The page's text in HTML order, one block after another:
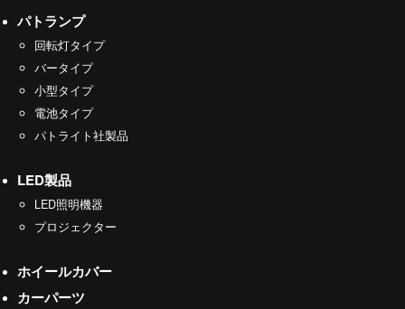
パトランプ
回転灯タイプ
バータイプ
小型タイプ
電池タイプ
パトライト社製品
LED製品
LED照明機器
プロジェクター
ホイールカバー
カーパーツ